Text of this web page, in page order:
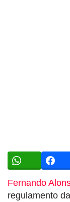
Fernando
regulamento da